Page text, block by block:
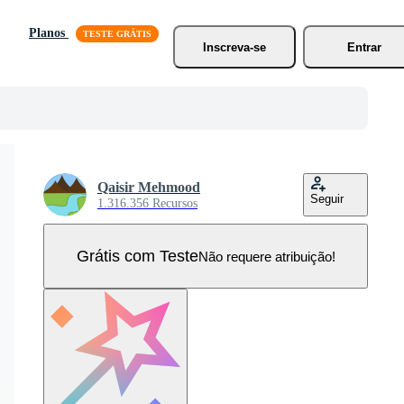
Planos
Inscreva-se
Entrar
Qaisir Mehmood
1.316.356 Recursos Seguir
Grátis com TesteNão requere atribuição!